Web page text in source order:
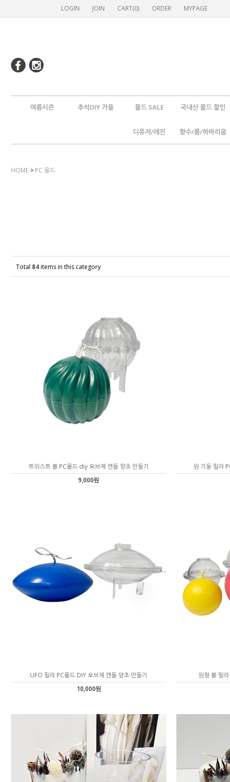
LOGIN JOIN CART(0) ORDER MYPAGE
여름시즌 추석DIY 가을 몰드 SALE 국내산 몰드 할인
디퓨저/레진 향수/룸/하바리움
HOME > PC 몰드
Total 84items in this category
트위스트 볼 PC몰드 diy 오브제 캔들 향초 만들기
9,000원
원 기둥 필라
UFO 필라 PC몰드 DIY 오브제 캔들 양초 만들기
10,000원
원형 볼 필